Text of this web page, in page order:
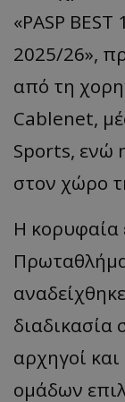
«PASP BEST
2025/26»,
από τη
Cablenet,
Sports, ενώ
στον χώρο
Η κορυφαία
διαδικασία
αρχηγοί
ομάδων